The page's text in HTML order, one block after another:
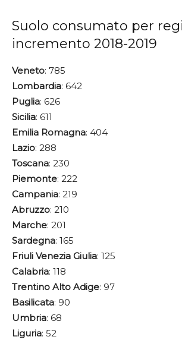
Suolo consumato per
incremento 2018-2019
Veneto: 785
Lombardia: 642
Puglia: 626
Sicilia: 611
Emilia Romagna: 404
Lazio: 288
Toscana: 230
Piemonte: 222
Campania: 219
Abruzzo: 210
Marche: 201
Sardegna: 165
Friuli Venezia Giulia: 125
Calabria: 118
Trentino Alto Adige: 97
Basilicata: 90
Umbria: 68
Liguria: 52